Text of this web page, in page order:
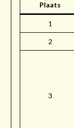
Plaats
1
2
3